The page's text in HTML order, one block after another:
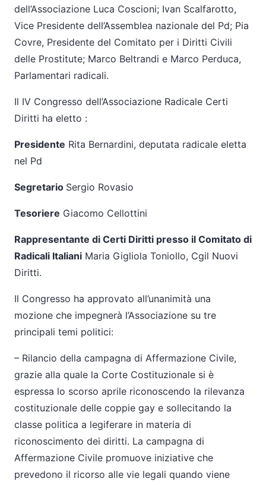
dell’Associazione Luca Coscioni; Ivan Scalfarotto,
Vice Presidente dell’Assemblea nazionale del Pd; Pia
Covre, Presidente del Comitato per i Diritti Civili
delle Prostitute; Marco Beltrandi e Marco Perduca,
Parlamentari radicali.
Il IV Congresso dell’Associazione Radicale Certi
Diritti ha eletto :
Presidente Rita Bernardini, deputata radicale eletta
nel Pd
Segretario Sergio Rovasio
Tesoriere Giacomo Cellottini
Rappresentante di Certi Diritti presso il Comitato di
Radicali Italiani Maria Gigliola Toniollo, Cgil Nuovi
Diritti.
Il Congresso ha approvato all’unanimità una
mozione che impegnerà l’Associazione su tre
principali temi politici:
– Rilancio della campagna di Affermazione Civile,
grazie alla quale la Corte Costituzionale si è
espressa lo scorso aprile riconoscendo la rilevanza
costituzionale delle coppie gay e sollecitando la
classe politica a legiferare in materia di
riconoscimento dei diritti. La campagna di
Affermazione Civile promuove iniziative che
prevedono il ricorso alle vie legali quando viene